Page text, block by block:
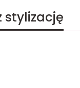
stylizację